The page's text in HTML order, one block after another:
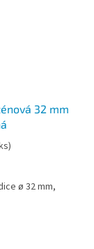
32 mm
)
ø 32 mm,